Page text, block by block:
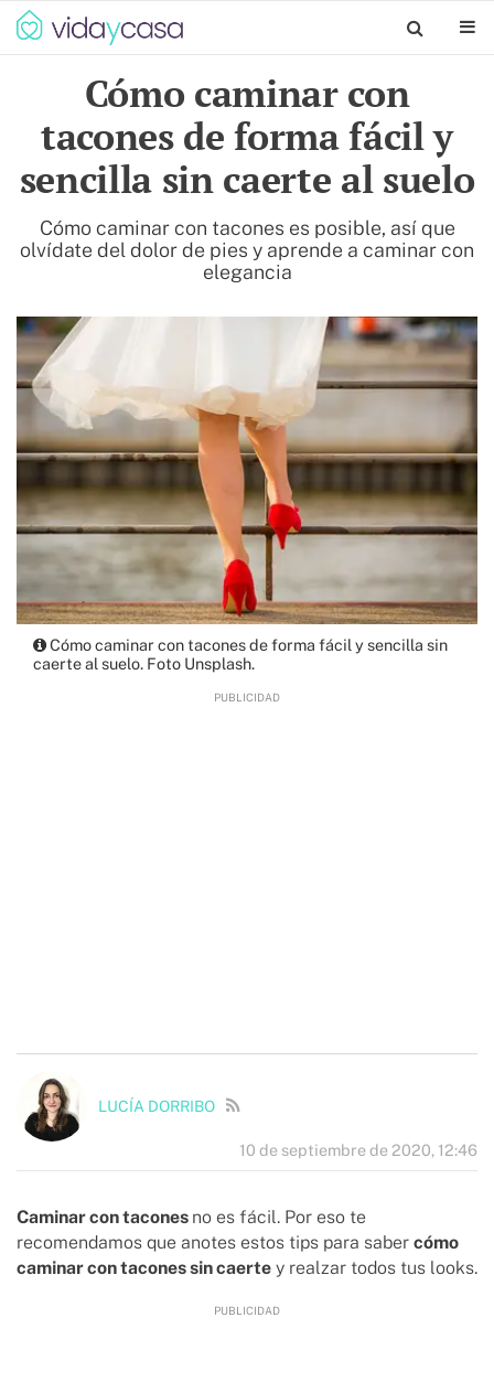
Cómo caminar con
tacones de forma fácil y
sencilla sin caerte al suelo
Cómo caminar con tacones es posible, así que
olvídate del dolor de pies y aprende a caminar con
elegancia
Cómo caminar con tacones de forma fácil y sencilla sin
caerte al suelo. Foto Unsplash.
LUCÍA DORRIBO
10 de septiembre de 2020, 12:46
Caminar con tacones no es fácil. Por eso te
recomendamos que anotes estos tips para saber cómo
caminar con tacones sin caerte y realzar todos tus looks.